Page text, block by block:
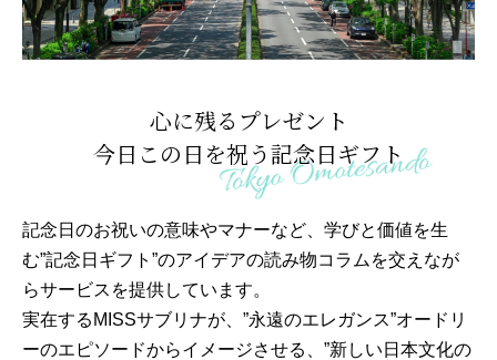
心に残るプレゼント
今日この日を祝う記念日ギフト
記念日のお祝いの意味やマナーなど、学びと価値を生
む”記念日ギフト”のアイデアの読み物コラムを交えなが
らサービスを提供しています。
実在するMISSサブリナが、”永遠のエレガンス”オードリ
ーのエピソードからイメージさせる、”新しい日本文化の